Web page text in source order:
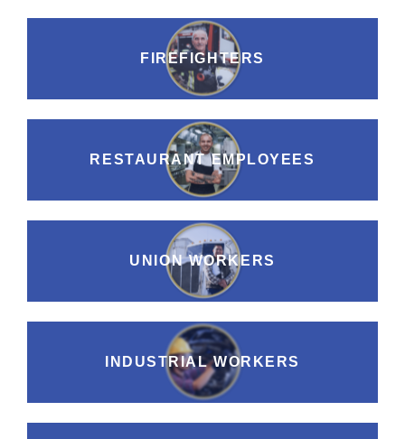
FIREFIGHTERS
RESTAURANT EMPLOYEES
UNION WORKERS
INDUSTRIAL WORKERS